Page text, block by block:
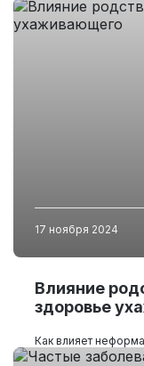
17 ноября 2024
Влияние
здоровье
Как влияет